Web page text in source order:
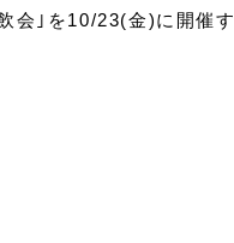
会｣を10/23(金)に開催